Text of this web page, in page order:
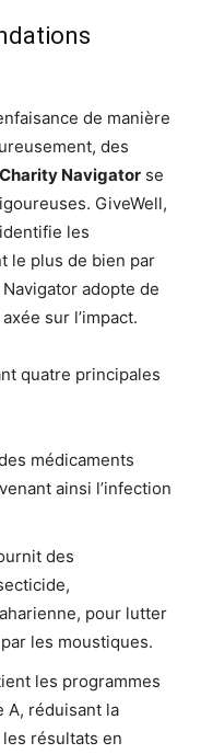
de manière
des
Charity Navigator se
GiveWell,
les
le plus de bien par
adopte de
sur l’impact.
quatre principales
médicaments
ainsi l’infection
des
pour lutter
les moustiques.
les programmes
A, réduisant la
résultats en